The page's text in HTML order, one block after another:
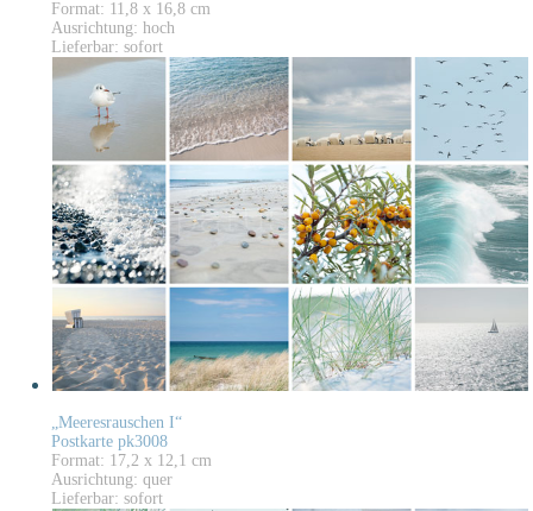
Format: 11,8 x 16,8 cm
Ausrichtung: hoch
Lieferbar: sofort
„Meeresrauschen I“
Postkarte pk3008
Format: 17,2 x 12,1 cm
Ausrichtung: quer
Lieferbar: sofort